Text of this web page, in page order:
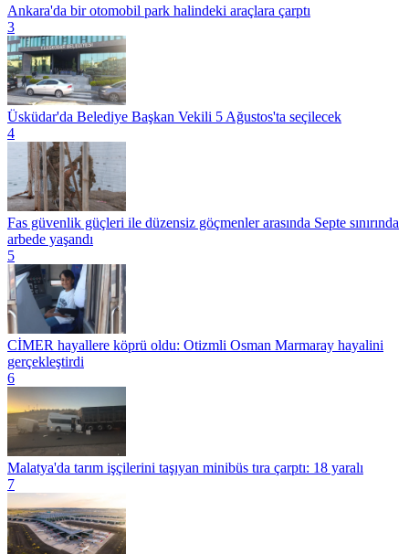
Ankara'da bir otomobil park halindeki araçlara çarptı
3
Üsküdar'da Belediye Başkan Vekili 5 Ağustos'ta seçilecek
4
Fas güvenlik güçleri ile düzensiz göçmenler arasında Septe sınırında
arbede yaşandı
5
CİMER hayallere köprü oldu: Otizmli Osman Marmaray hayalini
gerçekleştirdi
6
Malatya'da tarım işçilerini taşıyan minibüs tıra çarptı: 18 yaralı
7